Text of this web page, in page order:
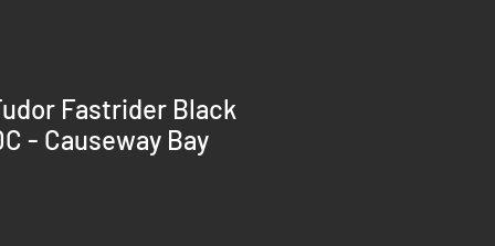
Fastrider Black
- Causeway Bay